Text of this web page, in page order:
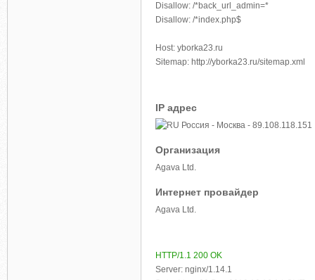
Disallow: /*back_url_admin=*
Disallow: /*index.php$
Host: yborka23.ru
Sitemap: http://yborka23.ru/sitemap.xml
IP адрес
Россия - Москва - 89.108.118.151
Организация
Agava Ltd.
Интернет провайдер
Agava Ltd.
HTTP/1.1 200 OK
Server: nginx/1.14.1